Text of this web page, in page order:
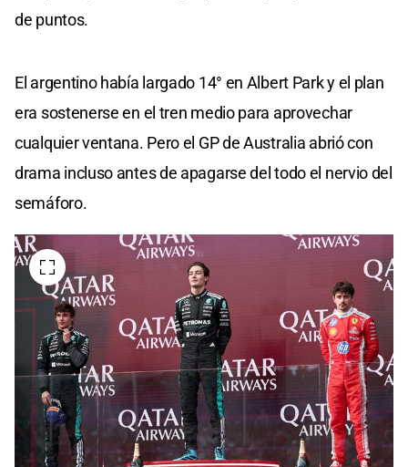
de puntos.
El argentino había largado 14° en Albert Park y el plan
era sostenerse en el tren medio para aprovechar
cualquier ventana. Pero el GP de Australia abrió con
drama incluso antes de apagarse del todo el nervio del
semáforo.